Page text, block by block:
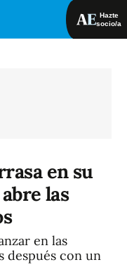
Hazte
socio/a
en su
las
en las
después con un